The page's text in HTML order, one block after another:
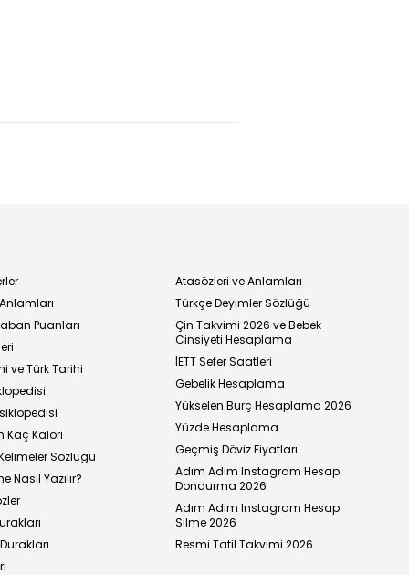
Puanları
ve Türk Tarihi
Kaç Kalori
Sözlüğü
Nasıl Yazılır?
Atasözleri ve Anlamları
Türkçe Deyimler Sözlüğü
Çin Takvimi 2026 ve Bebek
Cinsiyeti Hesaplama
İETT Sefer Saatleri
Gebelik Hesaplama
Yükselen Burç Hesaplama 2026
Yüzde Hesaplama
Geçmiş Döviz Fiyatları
Adım Adım Instagram Hesap
Dondurma 2026
Adım Adım Instagram Hesap
Silme 2026
Resmi Tatil Takvimi 2026